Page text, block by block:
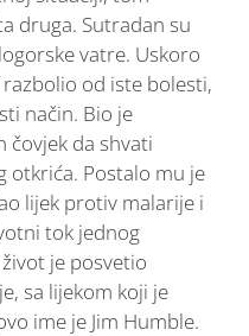
druga. Sutradan su
vatre. Uskoro
od iste bolesti,
način. Bio je
čovjek da shvati
otkrića. Postalo mu je
lijek protiv malarije i
tok jednog
je posvetio
sa lijekom koji je
ime je Jim Humble.